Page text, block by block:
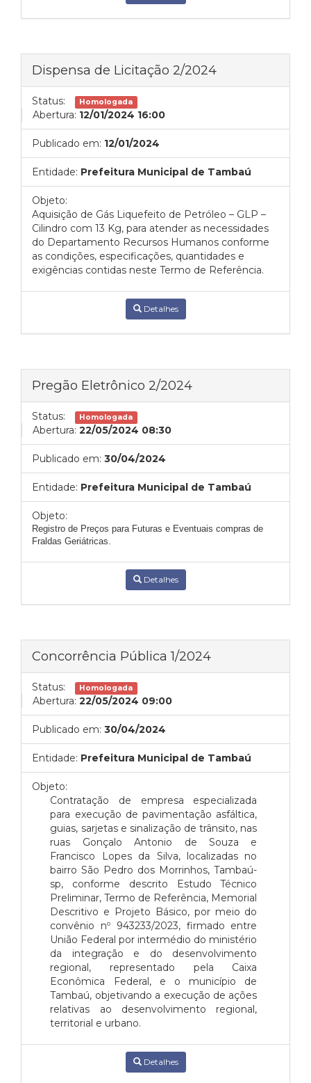
Dispensa de Licitação 2/2024
Status: Homologada
Abertura: 12/01/2024 16:00
Publicado em: 12/01/2024
Entidade: Prefeitura Municipal de Tambaú
Objeto:
Aquisição de Gás Liquefeito de Petróleo – GLP –
Cilindro com 13 Kg, para atender as necessidades
do Departamento Recursos Humanos conforme
as condições, especificações, quantidades e
exigências contidas neste Termo de Referência.
Detalhes
Pregão Eletrônico 2/2024
Status: Homologada
Abertura: 22/05/2024 08:30
Publicado em: 30/04/2024
Entidade: Prefeitura Municipal de Tambaú
Objeto:
Registro de Preços para Futuras e Eventuais compras de
Fraldas Geriátricas.
Detalhes
Concorrência Pública 1/2024
Status: Homologada
Abertura: 22/05/2024 09:00
Publicado em: 30/04/2024
Entidade: Prefeitura Municipal de Tambaú
Objeto:
Contratação de empresa especializada
para execução de pavimentação asfáltica,
guias, sarjetas e sinalização de trânsito, nas
ruas Gonçalo Antonio de Souza e
Francisco Lopes da Silva, localizadas no
bairro São Pedro dos Morrinhos, Tambaú-
sp, conforme descrito Estudo Técnico
Preliminar, Termo de Referência, Memorial
Descritivo e Projeto Básico, por meio do
convênio nº 943233/2023, firmado entre
União Federal por intermédio do ministério
da integração e do desenvolvimento
regional, representado pela Caixa
Econômica Federal, e o município de
Tambaú, objetivando a execução de ações
relativas ao desenvolvimento regional,
territorial e urbano.
Detalhes